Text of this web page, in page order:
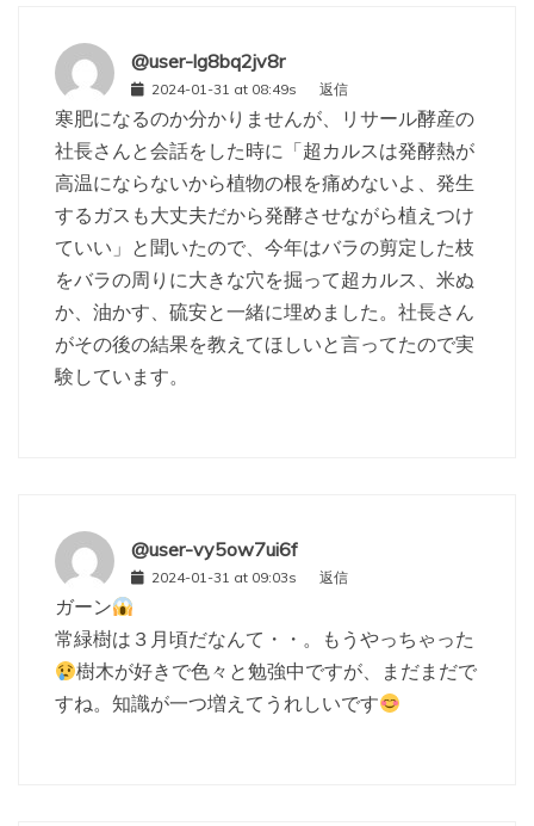
@user-lg8bq2jv8r
2024-01-31 at 08:49s 返信
寒肥になるのか分かりませんが、リサール酵産の
社長さんと会話をした時に「超カルスは発酵熱が
高温にならないから植物の根を痛めないよ、発生
するガスも大丈夫だから発酵させながら植えつけ
ていい」と聞いたので、今年はバラの剪定した枝
をバラの周りに大きな穴を掘って超カルス、米ぬ
か、油かす、硫安と一緒に埋めました。社長さん
がその後の結果を教えてほしいと言ってたので実
験しています。
@user-vy5ow7ui6f
2024-01-31 at 09:03s 返信
ガーン
常緑樹は３月頃だなんて・・。もうやっちゃった
樹木が好きで色々と勉強中ですが、まだまだで
すね。知識が一つ増えてうれしいです